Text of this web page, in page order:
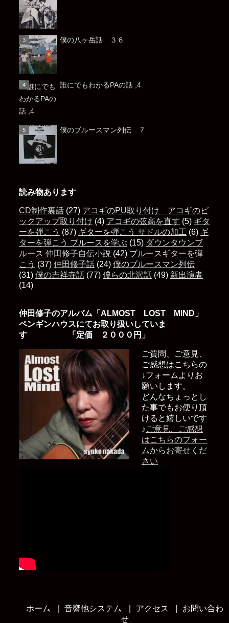
僕の八ヶ岳話 ３６
誰にでもわかるPAの話 ,4
僕のブルースマン列伝 ７
読み物あります
CD制作裏話(27) アコギのPU取り付け アコギのピ
ックアップ取り付け (4) アコギの弦高を直す (5) ギタ
ーを弾こう (87) ギターを弾こう サドルの加工 (6) ギ
ターを弾こう ブルースを学ぶ (15) ダウンタウンブ
ルース 仲田修子自伝小説 (42) ブルースギターを弾
こう (37) 仲田修子話(24) 僕のブルースマン列伝
(31) 僕の吉祥寺話(77) 僕らの北沢話(49) 新出演者
(14)
仲田修子のアルバム「ALMOST LOST MIND」
ペンギンハウスにてお取り扱いしていま
す 「定価 ２０００円」
ご質問、ご意見、
ご感想はこちらの
↓フォームよりお
願いします。
どんなちょっとし
た事でもお便り頂
けると嬉しいです
♪ご意見、ご感想
はこちらのフォー
ムからお寄せくだ
さい
ホーム 音響他システム アクセス
お問い合わ
せ